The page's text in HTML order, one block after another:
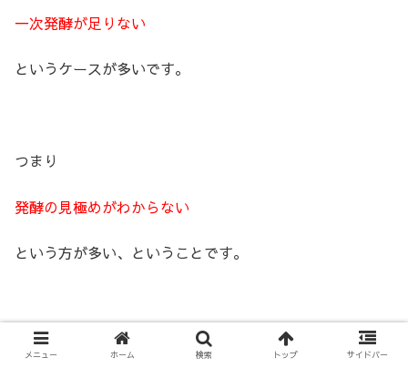
一次発酵が足りない
というケースが多いです。
つまり
発酵の見極めがわからない
という方が多い、ということです。
これはパン作り初心者の方において永遠のテーマかし
メニュー ホーム 検索 トップ サイドバー